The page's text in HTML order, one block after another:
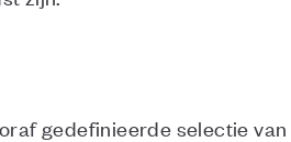
gedefinieerde selectie